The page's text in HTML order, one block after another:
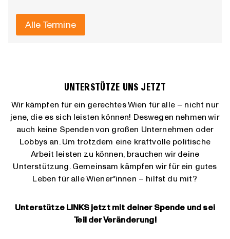
LIST
OF
Alle Termine
UNTERSTÜTZE UNS JETZT
Wir kämpfen für ein gerechtes Wien für alle – nicht nur
jene, die es sich leisten können! Deswegen nehmen wir
auch keine Spenden von großen Unternehmen oder
Lobbys an. Um trotzdem eine kraftvolle politische
Arbeit leisten zu können, brauchen wir deine
Unterstützung. Gemeinsam kämpfen wir für ein gutes
Leben für alle Wiener*innen – hilfst du mit?
Unterstütze LINKS jetzt mit deiner Spende und sei
Teil der Veränderung!